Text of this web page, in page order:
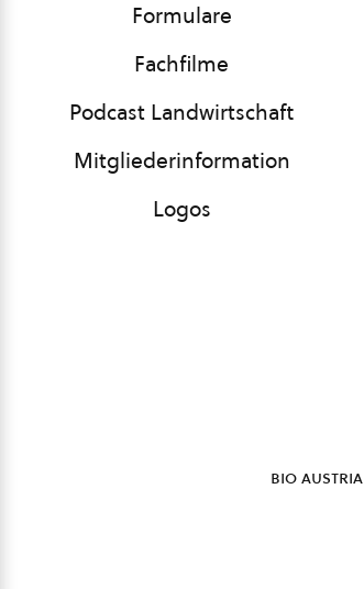
Formulare
Fachfilme
Podcast Landwirtschaft
Mitgliederinformation
Logos
bio austria